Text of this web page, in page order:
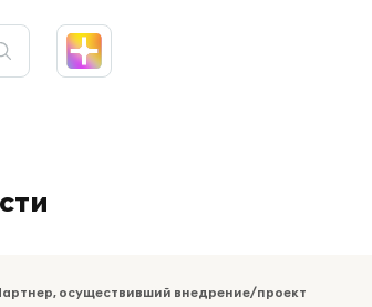
осуществивший внедрение/проект